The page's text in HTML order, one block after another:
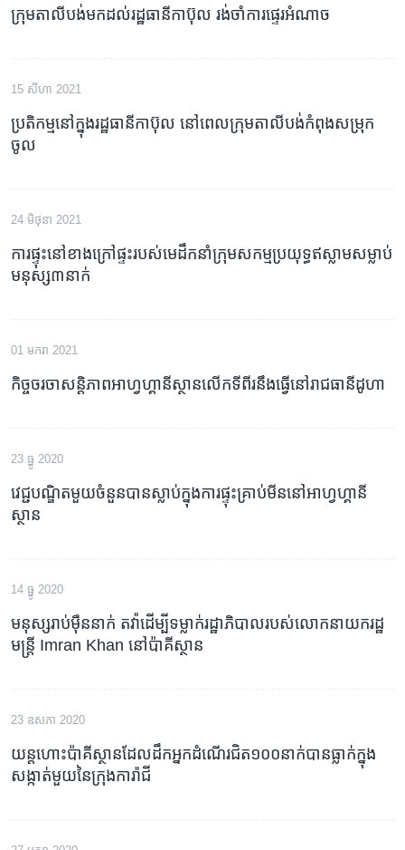
ក្រុម​តាលីបង់​មក​ដល់​រដ្ឋធានី​កាប៊ុល រង់ចាំ​ការ​ផ្ទេរ​អំណាច
15 សីហា 2021
ប្រតិកម្ម​នៅ​ក្នុង​រដ្ឋធានី​កាប៊ុល នៅ​ពេល​ក្រុម​តាលីបង់​កំពុង​សម្រុក​
ចូល
24 មិថុនា 2021
ការផ្ទុះ​នៅ​ខាង​ក្រៅ​ផ្ទះ​របស់​មេដឹកនាំ​ក្រុម​សកម្ម​ប្រយុទ្ធ​ឥស្លាម​សម្លាប់​
មនុស្ស​៣នាក់
01 មករា 2021
កិច្ច​ចរចា​សន្តិភាព​អាហ្វហ្គានីស្ថាន​លើកទីពីរ​នឹង​ធ្វើ​នៅ​រាជធានី​ដូហា
23 ធ្នូ 2020
វេជ្ជបណ្ឌិត​មួយ​ចំនួន​បាន​ស្លាប់​ក្នុង​ការ​ផ្ទុះ​គ្រាប់​មីន​នៅ​អាហ្វហ្គានី
ស្ថាន
14 ធ្នូ 2020
មនុស្ស​រាប់​ម៉ឺន​នាក់ តវ៉ា​ដើម្បី​ទម្លាក់​រដ្ឋាភិបាល​របស់​លោក​នាយករដ្ឋ
មន្ត្រី Imran Khan នៅ​ប៉ាគីស្ថាន
23 ឧសភា 2020
យន្តហោះ​ប៉ាគីស្ថាន​ដែល​ដឹកអ្នក​ដំណើរ​​ជិត​១០០​នាក់​បាន​ធ្លាក់​​​​​ក្នុង​
សង្កាត់​មួយ​នៃ​ក្រុង​ការ៉ាជី